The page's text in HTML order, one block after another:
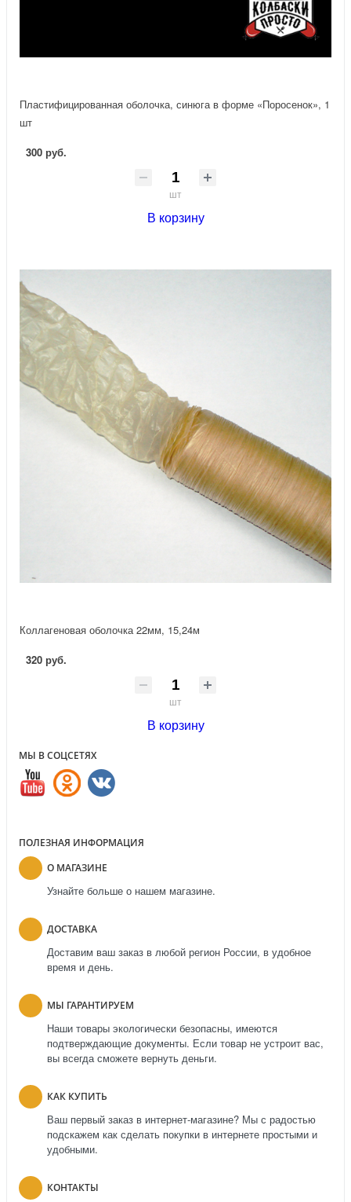
Пластифицированная оболочка, синюга в форме «Поросенок», 1
шт
300 руб.
шт
В корзину
Коллагеновая оболочка 22мм, 15,24м
320 руб.
шт
В корзину
МЫ В СОЦСЕТЯХ
ПОЛЕЗНАЯ ИНФОРМАЦИЯ
О МАГАЗИНЕ
Узнайте больше о нашем магазине.
ДОСТАВКА
Доставим ваш заказ в любой регион России, в удобное
время и день.
МЫ ГАРАНТИРУЕМ
Наши товары экологически безопасны, имеются
подтверждающие документы. Если товар не устроит вас,
вы всегда сможете вернуть деньги.
КАК КУПИТЬ
Ваш первый заказ в интернет-магазине? Мы с радостью
подскажем как сделать покупки в интернете простыми и
удобными.
КОНТАКТЫ